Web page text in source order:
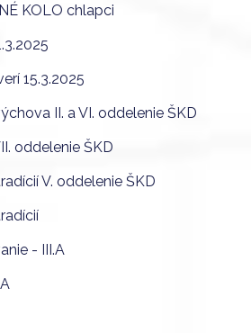
KOLO chlapci
15.3.2025
II. a VI. oddelenie ŠKD
oddelenie ŠKD
V. oddelenie ŠKD
- III.A